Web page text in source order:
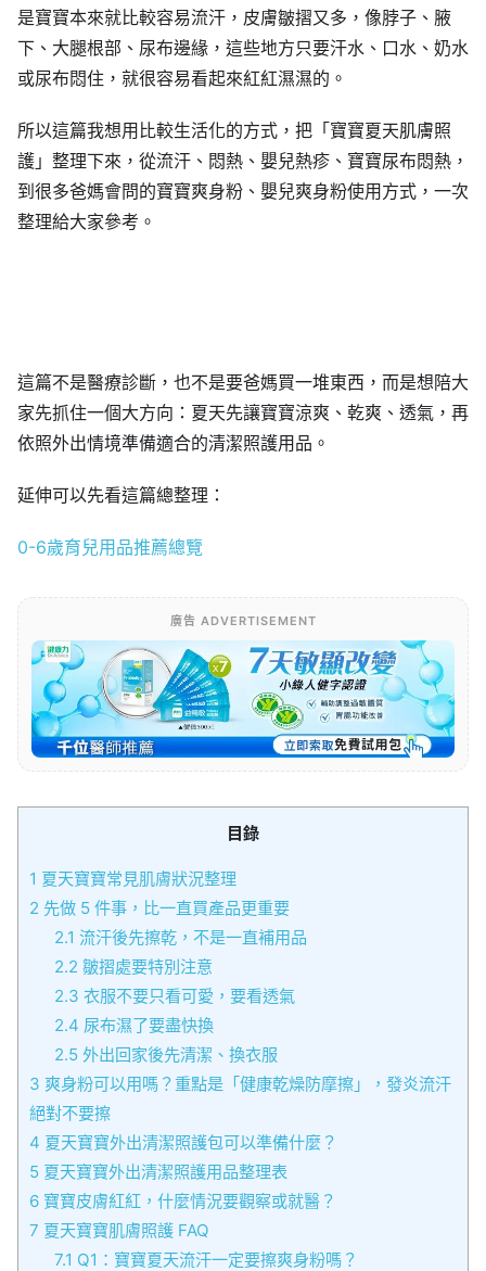
是寶寶本來就比較容易流汗，皮膚皺摺又多，像脖子、腋
下、大腿根部、尿布邊緣，這些地方只要汗水、口水、奶水
或尿布悶住，就很容易看起來紅紅濕濕的。
所以這篇我想用比較生活化的方式，把「寶寶夏天肌膚照
護」整理下來，從流汗、悶熱、嬰兒熱疹、寶寶尿布悶熱，
到很多爸媽會問的寶寶爽身粉、嬰兒爽身粉使用方式，一次
整理給大家參考。
這篇不是醫療診斷，也不是要爸媽買一堆東西，而是想陪大
家先抓住一個大方向：夏天先讓寶寶涼爽、乾爽、透氣，再
依照外出情境準備適合的清潔照護用品。
延伸可以先看這篇總整理：
0-6歲育兒用品推薦總覽
廣告 ADVERTISEMENT
目錄
1 夏天寶寶常見肌膚狀況整理
2 先做 5 件事，比一直買產品更重要
2.1 流汗後先擦乾，不是一直補用品
2.2 皺摺處要特別注意
2.3 衣服不要只看可愛，要看透氣
2.4 尿布濕了要盡快換
2.5外出回家後先清潔、換衣服
3 爽身粉可以用嗎？重點是「健康乾燥防摩擦」，發炎流汗
絕對不要擦
4 夏天寶寶外出清潔照護包可以準備什麼？
5 夏天寶寶外出清潔照護用品整理表
6 寶寶皮膚紅紅，什麼情況要觀察或就醫？
7 夏天寶寶肌膚照護 FAQ
7.1 Q1：寶寶夏天流汗一定要擦爽身粉嗎？